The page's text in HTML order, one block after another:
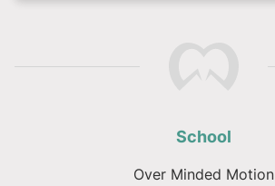
School
Over Minded Motion